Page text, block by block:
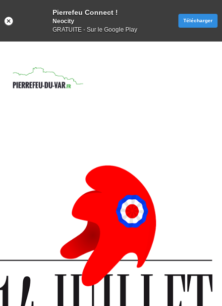
Pierrefeu Connect !
Neocity
GRATUITE - Sur le Google Play
Télécharger